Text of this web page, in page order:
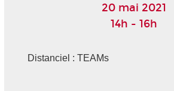
20 mai 2021
14h - 16h
Distanciel : TEAMs